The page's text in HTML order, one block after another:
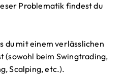
Problematik findest du
du mit einem verlässlichen
(sowohl beim Swingtrading,
Scalping, etc.).